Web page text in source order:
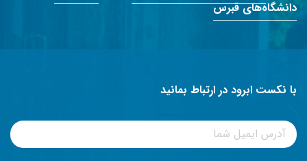
دانشگاه‌های قبرس
با نکست ابرود در ارتباط بمانید